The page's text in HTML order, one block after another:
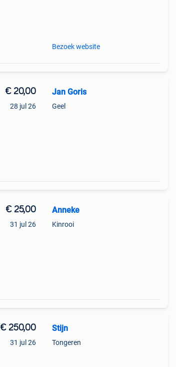
Bezoek website
€ 20,00
28 jul 26
Jan Goris
Geel
€ 25,00
31 jul 26
Anneke
Kinrooi
€ 250,00
31 jul 26
Stijn
Tongeren